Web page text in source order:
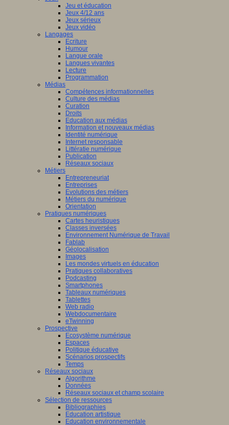
Jeu et éducation
Jeux 4/12 ans
Jeux sérieux
Jeux vidéo
Langages
Ecriture
Humour
Langue orale
Langues vivantes
Lecture
Programmation
Médias
Compétences informationnelles
Culture des médias
Curation
Droits
Education aux médias
Information et nouveaux médias
Identité numérique
Internet responsable
Littératie numérique
Publication
Réseaux sociaux
Métiers
Entrepreneuriat
Entreprises
Evolutions des métiers
Métiers du numérique
Orientation
Pratiques numériques
Cartes heuristiques
Classes inversées
Environnement Numérique de Travail
Fablab
Géolocalisation
Images
Les mondes virtuels en éducation
Pratiques collaboratives
Podcasting
Smartphones
Tableaux numériques
Tablettes
Web radio
Webdocumentaire
eTwinning
Prospective
Ecosystème numérique
Espaces
Politique éducative
Scénarios prospectifs
Temps
Réseaux sociaux
Algorithme
Données
Réseaux sociaux et champ scolaire
Sélection de ressources
Bibliographies
Education artistique
Education environnementale